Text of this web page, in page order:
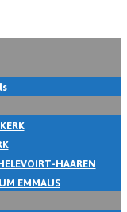
HAAREN
EMMAUS